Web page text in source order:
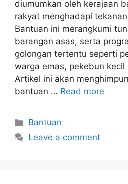
diumumkan oleh kerajaan
rakyat menghadapi
Bantuan ini merangkumi
barangan asas, serta
golongan tertentu seperti
warga emas, pekebun kecil
Artikel ini akan
bantuan … Read more
Categories
Bantuan
Leave a comment